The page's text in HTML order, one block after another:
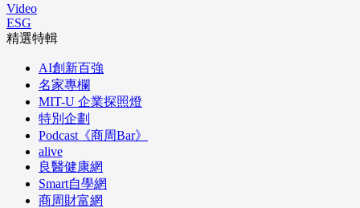
Video
ESG
精選特輯
AI創新百強
名家專欄
MIT-U 企業探照燈
特別企劃
Podcast《商周Bar》
alive
良醫健康網
Smart自學網
商周財富網